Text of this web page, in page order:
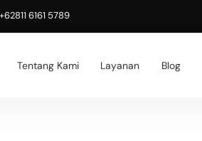
+62811 6161 5789
Tentang Kami Layanan Blog